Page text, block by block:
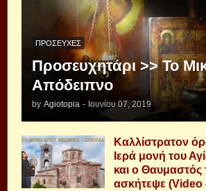
ΠΡΟΣΕΥΧΈΣ
Προσευχητάρι >> Το
Απόδειπνο
by Agiotopia - Ιουνίου 07, 2019
Καλλίστρατον
Ιερά μονή του
και ο
ασκήτεψε (Video